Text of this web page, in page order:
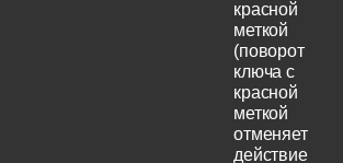
красной
меткой
(поворот
ключа с
красной
меткой
отменяет
действие